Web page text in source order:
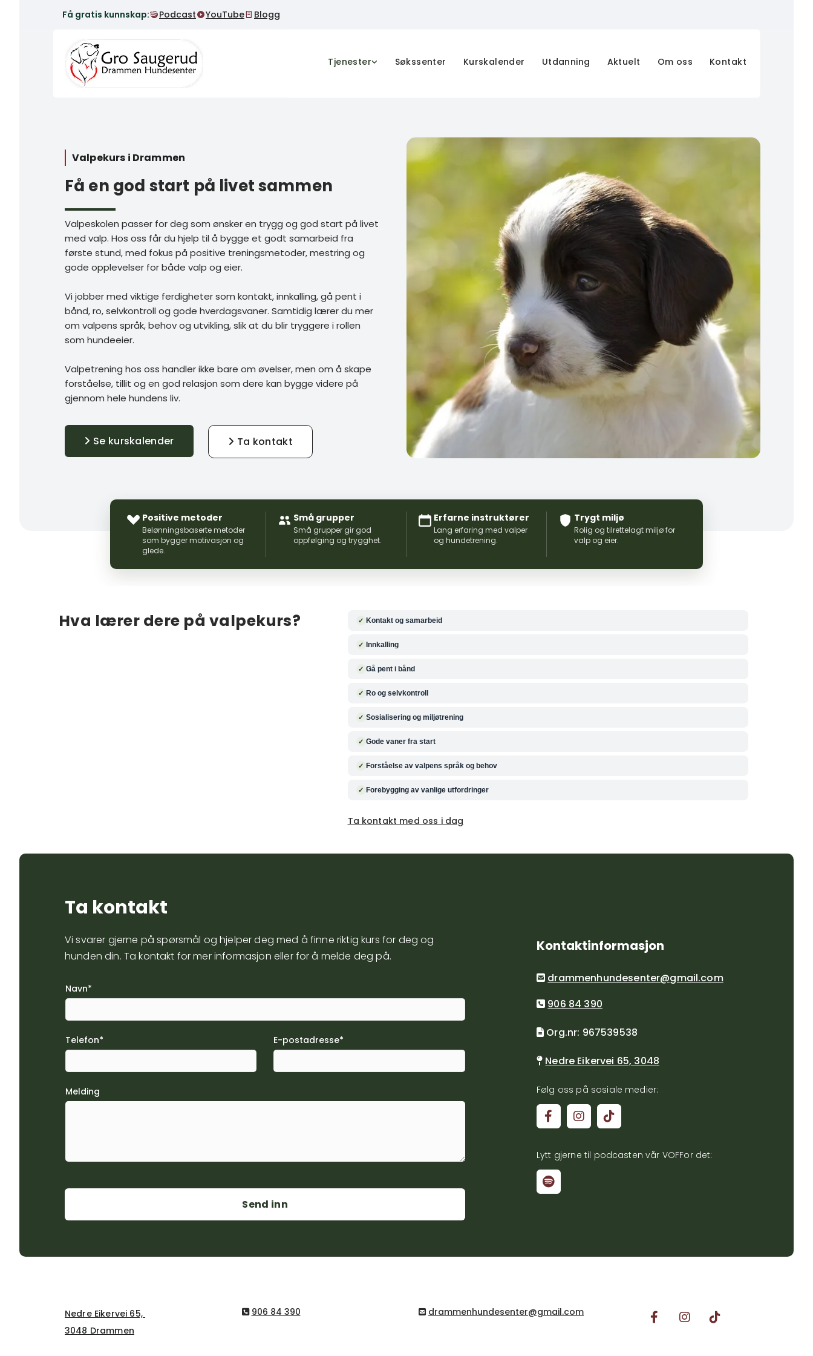
Få gratis kunnskap: Podcast YouTube Blogg
Tjenester Søkssenter Kurskalender Utdanning Aktuelt Om oss Kontakt
Valpekurs i Drammen
Få en god start på livet sammen
Valpeskolen passer for deg som ønsker en trygg og god start på livet
med valp. Hos oss får du hjelp til å bygge et godt samarbeid fra
første stund, med fokus på positive treningsmetoder, mestring og
gode opplevelser for både valp og eier.
Vi jobber med viktige ferdigheter som kontakt, innkalling, gå pent i
bånd, ro, selvkontroll og gode hverdagsvaner. Samtidig lærer du mer
om valpens språk, behov og utvikling, slik at du blir tryggere i rollen
som hundeeier.
Valpetrening hos oss handler ikke bare om øvelser, men om å skape
forståelse, tillit og en god relasjon som dere kan bygge videre på
gjennom hele hundens liv.
Se kurskalender Ta kontakt
Positive metoder
Belønningsbaserte metoder
som bygger motivasjon og
glede.
Små grupper
Små grupper gir god
oppfølging og trygghet.
Erfarne instruktører
Lang erfaring med valper
og hundetrening.
Trygt miljø
Rolig og tilrettelagt miljø for
valp og eier.
Hva lærer dere på valpekurs? Kontakt og samarbeid
Innkalling
Gå pent i bånd
Ro og selvkontroll
Sosialisering og miljøtrening
Gode vaner fra start
Forståelse av valpens språk og behov
Forebygging av vanlige utfordringer
Ta kontakt med oss i dag
Ta kontakt
Vi svarer gjerne på spørsmål og hjelper deg med å finne riktig kurs for deg og
hunden din. Ta kontakt for mer informasjon eller for å melde deg på.
Navn*
Telefon* E-postadresse*
Melding
Kontaktinformasjon
 drammenhundesenter@gmail.com
 906 84 390
 Org.nr: 967539538
 Nedre Eikervei 65, 3048
Følg oss på sosiale medier:
Lytt gjerne til podcasten vår VOFFor det:
Nedre Eikervei 65,
3048 Drammen
 906 84 390  drammenhundesenter@gmail.com